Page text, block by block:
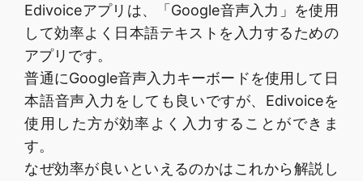
Edivoiceアプリは、「Google音声入力」を使用
して効率よく日本語テキストを入力するための
アプリです。
普通にGoogle音声入力キーボードを使用して日
本語音声入力をしても良いですが、Edivoiceを
使用した方が効率よく入力することができま
す。
なぜ効率が良いといえるのかはこれから解説し